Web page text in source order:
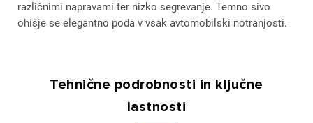
različnimi napravami ter nizko segrevanje. Temno sivo
ohišje se elegantno poda v vsak avtomobilski notranjosti.
Tehnične podrobnosti in ključne
lastnosti